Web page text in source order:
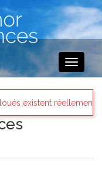
Toggle
des internautes